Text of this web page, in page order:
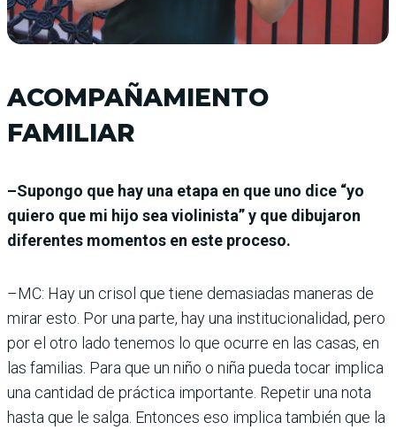
ACOMPAÑAMIENTO
FAMILIAR
–Supongo que hay una etapa en que uno dice “yo
quiero que mi hijo sea violinista” y que dibujaron
diferentes momentos en este proceso.
–MC: Hay un crisol que tiene demasiadas maneras de
mirar esto. Por una parte, hay una institucionalidad, pero
por el otro lado tenemos lo que ocurre en las casas, en
las familias. Para que un niño o niña pueda tocar implica
una cantidad de práctica importante. Repetir una nota
hasta que le salga. Entonces eso implica también que la